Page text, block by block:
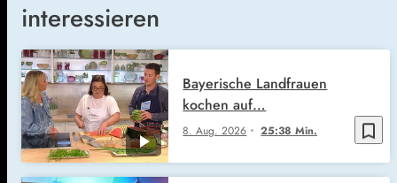
interessieren
bookmark_border
8. Aug. 2026 25:38 Min.
Bayerische Landfrauen
kochen auf…